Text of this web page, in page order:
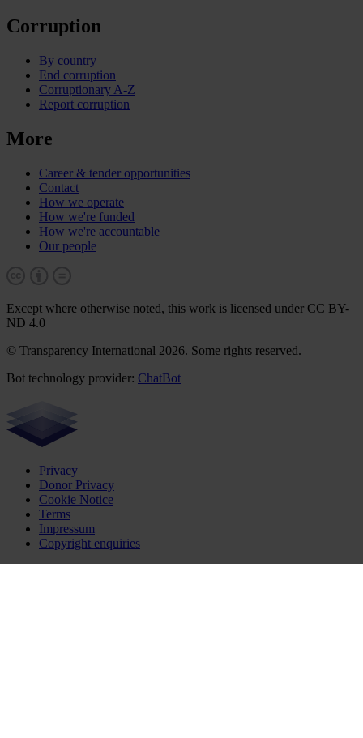
Corruption
By country
End corruption
Corruptionary A-Z
Report corruption
More
Career & tender opportunities
Contact
How we operate
How we're funded
How we're accountable
Our people
Except where otherwise noted, this work is licensed under CC BY-
ND 4.0
© Transparency International 2026. Some rights reserved.
Bot technology provider: ChatBot
Privacy
Donor Privacy
Cookie Notice
Terms
Impressum
Copyright enquiries